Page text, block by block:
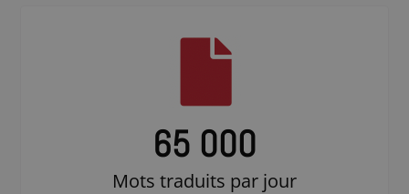
65 000
Mots traduits par jour